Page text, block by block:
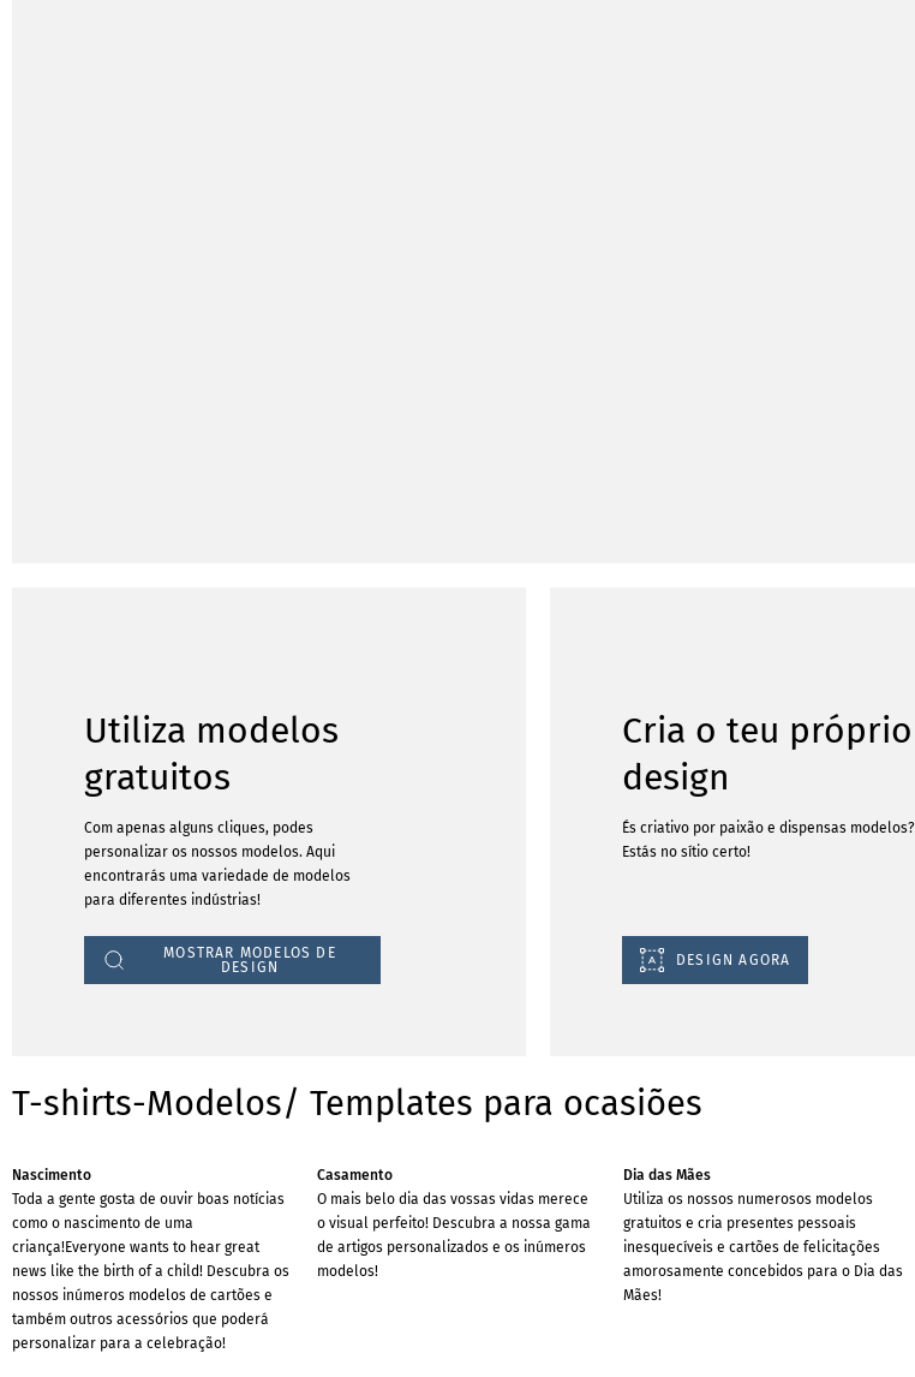
Utiliza modelos
gratuitos
Com apenas alguns cliques, podes
personalizar os nossos modelos. Aqui
encontrarás uma variedade de modelos
para diferentes indústrias!
MOSTRAR MODELOS DE
DESIGN
Cria o teu próprio
design
És criativo por paixão e dispensas modelos?
Estás no sítio certo!
DESIGN AGORA
T-shirts-Modelos/ Templates para ocasiões
Nascimento
Toda a gente gosta de ouvir boas notícias
como o nascimento de uma
criança!Everyone wants to hear great
news like the birth of a child! Descubra os
nossos inúmeros modelos de cartões e
também outros acessórios que poderá
personalizar para a celebração!
Casamento
O mais belo dia das vossas vidas merece
o visual perfeito! Descubra a nossa gama
de artigos personalizados e os inúmeros
modelos!
Dia das Mães
Utiliza os nossos numerosos modelos
gratuitos e cria presentes pessoais
inesquecíveis e cartões de felicitações
amorosamente concebidos para o Dia das
Mães!